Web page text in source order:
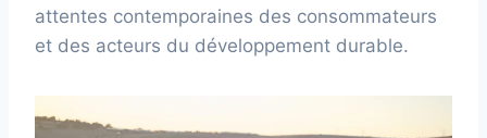
attentes contemporaines des consommateurs
et des acteurs du développement durable.